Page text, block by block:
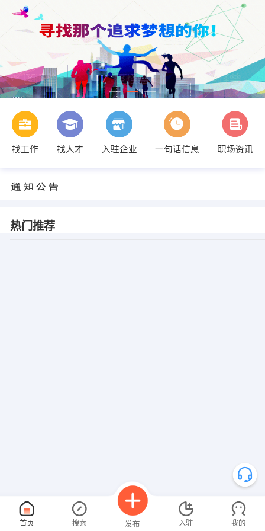
找工作 找人才 入驻企业 一句话信息 职场资讯
热门推荐
首页 搜索 发布 入驻 我的